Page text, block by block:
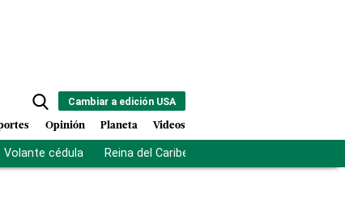
Cambiar a edición USA
Opinión Planeta Videos
Volante cédula Reina del Caribe